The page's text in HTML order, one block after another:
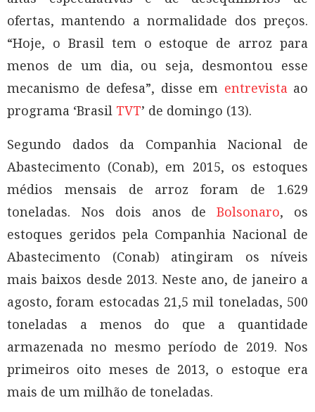
ofertas, mantendo a normalidade dos preços.
“Hoje, o Brasil tem o estoque de arroz para
menos de um dia, ou seja, desmontou esse
mecanismo de defesa”, disse em entrevista ao
programa ‘Brasil TVT’ de domingo (13).
Segundo dados da Companhia Nacional de
Abastecimento (Conab), em 2015, os estoques
médios mensais de arroz foram de 1.629
toneladas. Nos dois anos deBolsonaro, os
estoques geridos pela Companhia Nacional de
Abastecimento (Conab) atingiram os níveis
mais baixos desde 2013. Neste ano, de janeiro a
agosto, foram estocadas 21,5 mil toneladas, 500
toneladas a menos do que a quantidade
armazenada no mesmo período de 2019. Nos
primeiros oito meses de 2013, o estoque era
mais de um milhão de toneladas.